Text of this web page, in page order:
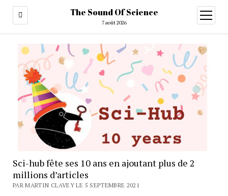
The Sound Of Science
7 août 2026
ouvrir
menu
Sci-hub fête ses 10 ans en ajoutant plus de 2
millions d’articles
PAR MARTIN CLAVEY LE 5 SEPTEMBRE 2021